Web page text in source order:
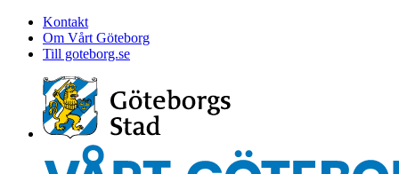
Kontakt
Om Vårt Göteborg
Till goteborg.se